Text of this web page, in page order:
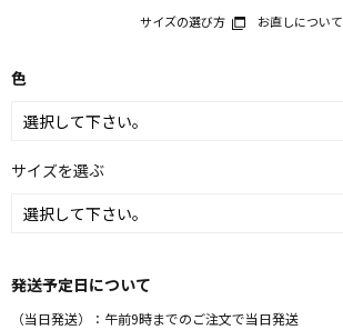
サイズの選び方 お直しについて
色
サイズを選ぶ
発送予定日について
（当日発送）：午前9時までのご注文で当日発送